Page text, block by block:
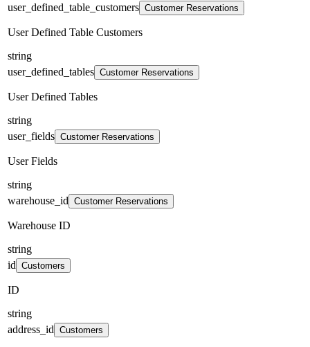
user_defined_table_customers Customer Reservations
User Defined Table Customers
string
user_defined_tables Customer Reservations
User Defined Tables
string
user_fields Customer Reservations
User Fields
string
warehouse_id Customer Reservations
Warehouse ID
string
id Customers
ID
string
address_id Customers